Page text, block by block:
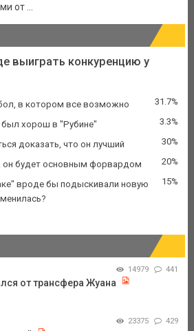
от ...
выиграть конкуренцию у
в котором все возможно 31.7%
был хорош в "Рубине" 3.3%
доказать, что он лучший 30%
он будет основным форвардом 20%
вроде бы подыскивали новую
15%
14979 441
от трансфера Жуана
23375 429